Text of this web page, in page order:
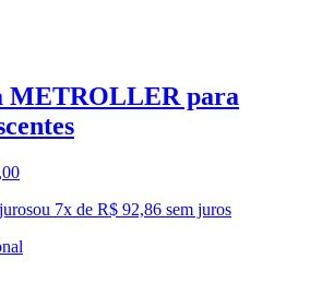
METROLLER para
,00
ou 7x de R$ 92,86 sem juros